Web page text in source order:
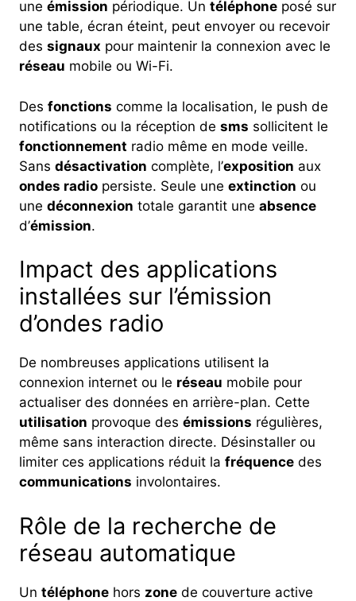
une émission périodique. Un téléphone posé sur
une table, écran éteint, peut envoyer ou recevoir
des signaux pour maintenir la connexion avec le
réseau mobile ou Wi-Fi.
Des fonctions comme la localisation, le push de
notifications ou la réception de sms sollicitent le
fonctionnement radio même en mode veille.
Sans désactivation complète, l’exposition aux
ondes radio persiste. Seule une extinction ou
une déconnexion totale garantit une absence
d’émission.
Impact des applications
installées sur l’émission
d’ondes radio
De nombreuses applications utilisent la
connexion internet ou le réseau mobile pour
actualiser des données en arrière-plan. Cette
utilisation provoque des émissions régulières,
même sans interaction directe. Désinstaller ou
limiter ces applications réduit la fréquence des
communications involontaires.
Rôle de la recherche de
réseau automatique
Un téléphone hors zone de couverture active